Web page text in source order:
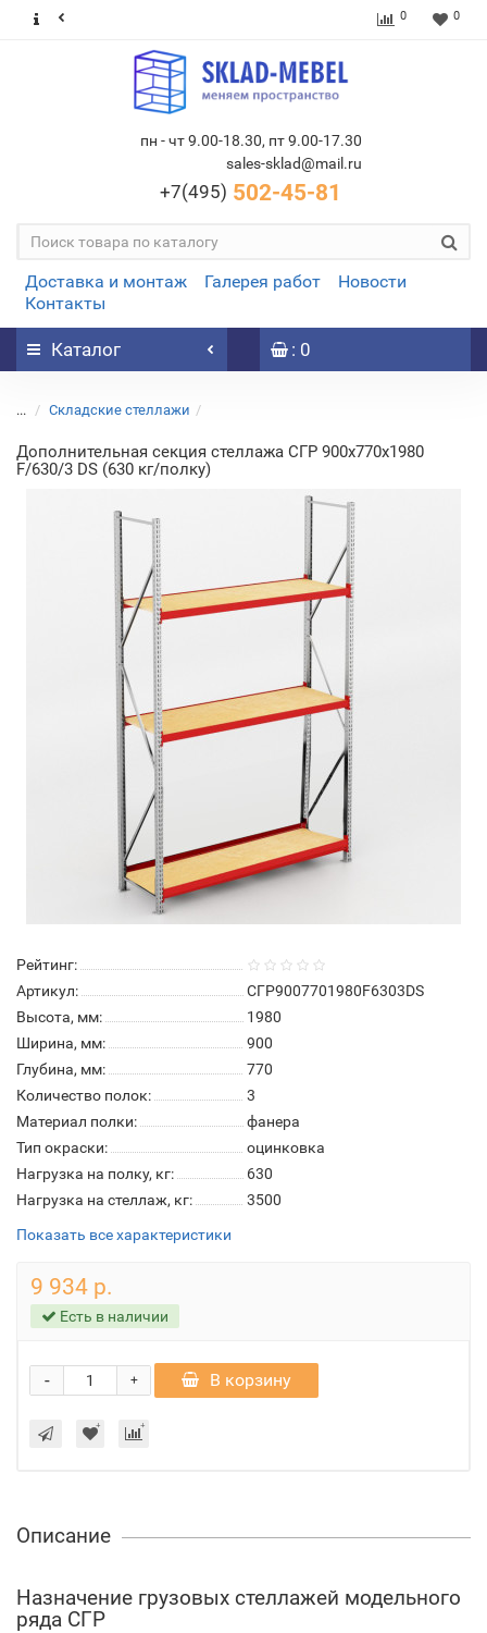
0 0
пн - чт 9.00-18.30, пт 9.00-17.30
sales-sklad@mail.ru
+7(495) 502-45-81
Доставка и монтаж Галерея работ
Новости
Контакты
Каталог : 0
... Складские стеллажи
Дополнительная секция стеллажа СГР 900х770х1980
F/630/3 DS (630 кг/полку)
Рейтинг:
Артикул:
СГР9007701980F6303DS
Высота, мм:
1980
Ширина, мм:
900
Глубина, мм:
770
Количество полок:
3
Материал полки:
фанера
Тип окраски:
оцинковка
Нагрузка на полку, кг:
630
Нагрузка на стеллаж, кг:
3500
Показать все характеристики
9 934 р.
Есть в наличии
+
- В корзину
Описание
Назначение грузовых стеллажей модельного
ряда СГР